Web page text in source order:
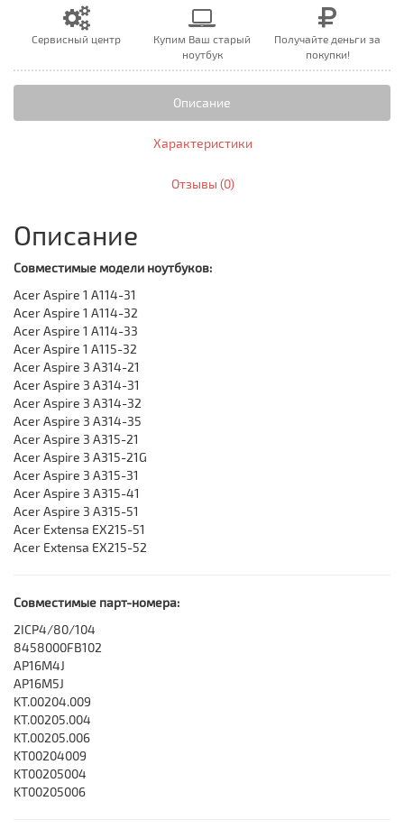
Сервисный центр
Купим Ваш старый
ноутбук
Получайте деньги за
покупки!
Описание
Характеристики
Отзывы (0)
Описание
Совместимые модели ноутбуков:
Acer Aspire 1 A114-31
Acer Aspire 1 A114-32
Acer Aspire 1 A114-33
Acer Aspire 1 A115-32
Acer Aspire 3 A314-21
Acer Aspire 3 A314-31
Acer Aspire 3 A314-32
Acer Aspire 3 A314-35
Acer Aspire 3 A315-21
Acer Aspire 3 A315-21G
Acer Aspire 3 A315-31
Acer Aspire 3 A315-41
Acer Aspire 3 A315-51
Acer Extensa EX215-51
Acer Extensa EX215-52
Совместимые парт-номера:
2ICP4/80/104
8458000FB102
AP16M4J
AP16M5J
KT.00204.009
KT.00205.004
KT.00205.006
KT00204009
KT00205004
KT00205006